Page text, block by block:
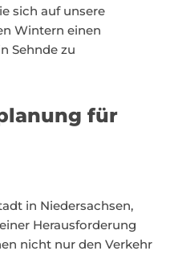
sich auf unsere
Wintern einen
Sehnde zu
für
in Niedersachsen,
Herausforderung
nicht nur den Verkehr